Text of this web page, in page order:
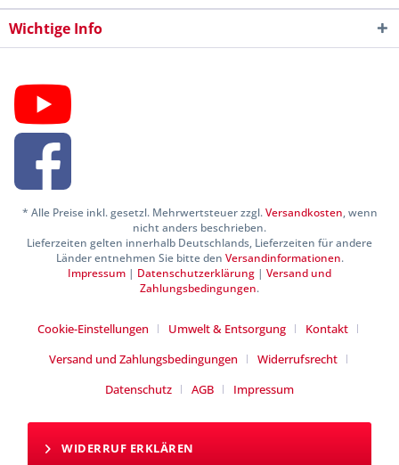
Wichtige Info
* Alle Preise inkl. gesetzl. Mehrwertsteuer zzgl.Versandkosten, wenn
nicht anders beschrieben.
Lieferzeiten gelten innerhalb Deutschlands, Lieferzeiten für andere
Länder entnehmen Sie bitte den Versandinformationen.
Impressum | Datenschutzerklärung | Versand und
Zahlungsbedingungen.
Cookie-Einstellungen Umwelt & Entsorgung
Kontakt
Versand und Zahlungsbedingungen
Widerrufsrecht
Datenschutz
AGB Impressum
WIDERRUF ERKLÄREN